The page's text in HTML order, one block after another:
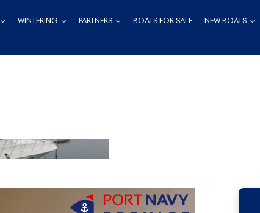
WINTERING PARTNERS BOATS FOR SALE NEW BOATS